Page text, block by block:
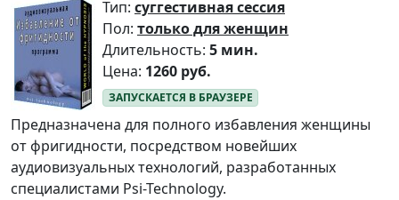
Тип: суггестивная сессия
Пол: только для женщин
Длительность: 5 мин.
Цена: 1260 руб.
Предназначена для полного избавления женщины
от фригидности, посредством новейших
аудиовизуальных технологий, разработанных
специалистами Psi-Technology.